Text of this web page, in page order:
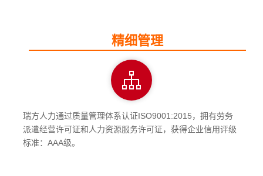
精细管理
瑞方人力通过质量管理体系认证ISO9001:2015，拥有劳务
派遣经营许可证和人力资源服务许可证，获得企业信用评级
标准：AAA级。